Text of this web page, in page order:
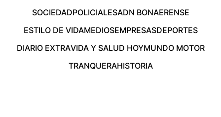
SOCIEDADPOLICIALESADN BONAERENSE
ESTILO DE VIDAMEDIOSEMPRESASDEPORTES
DIARIO EXTRAVIDA Y SALUD HOYMUNDO MOTOR
TRANQUERAHISTORIA